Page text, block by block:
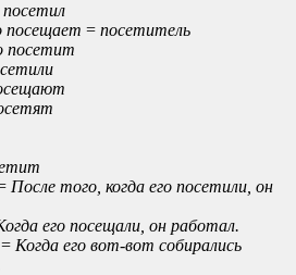
= посетитель
посетит
После того, когда его посетили, он
его посещали, он работал.
Когда его вот-вот собирались